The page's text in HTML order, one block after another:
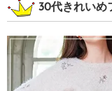
30代きれいめ